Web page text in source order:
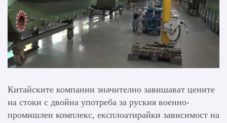
Китайските компании значително завишават цените
на стоки с двойна употреба за руския военно-
промишлен комплекс, експлоатирайки зависимост на